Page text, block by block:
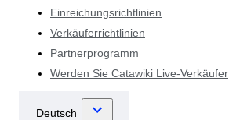
Einreichungsrichtlinien
Verkäuferrichtlinien
Partnerprogramm
Werden Sie Catawiki Live-Verkäufer